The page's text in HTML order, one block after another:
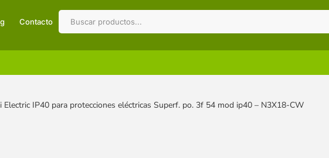
Contacto
Electric IP40 para protecciones eléctricas Superf. po. 3f 54 mod ip40 – N3X18-CW